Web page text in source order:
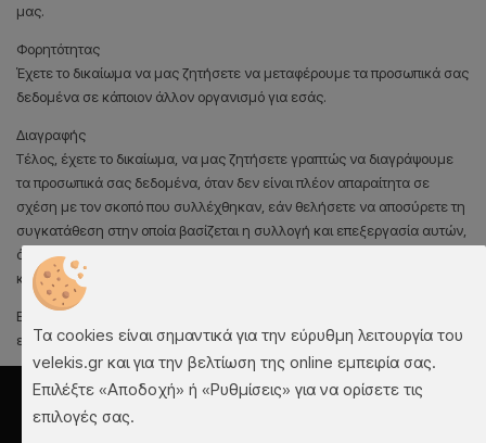
μας.
Φορητότητας
Έχετε το δικαίωμα να μας ζητήσετε να μεταφέρουμε τα προσωπικά σας
δεδομένα σε κάποιον άλλον οργανισμό για εσάς.
Διαγραφής
Τέλος, έχετε το δικαίωμα, να μας ζητήσετε γραπτώς να διαγράψουμε
τα προσωπικά σας δεδομένα, όταν δεν είναι πλέον απαραίτητα σε
σχέση με τον σκοπό που συλλέχθηκαν, εάν θελήσετε να αποσύρετε τη
συγκατάθεση στην οποία βασίζεται η συλλογή και επεξεργασία αυτών,
όταν αυτά υποβληθούν σε παράνομη επεξεργασία παραβιάζοντας τον
κανονισμό περί Προστασίας Προσωπικών Δεδομένων.
Εάν επιθυμείτε να ασκήσετε αυτά τα δικαιώματά σας, παρακαλούμε να
επικοινωνήσετε μαζί μας στο email info@velekis.gr
Τα cookies είναι σημαντικά για την εύρυθμη λειτουργία του
velekis.gr και για την βελτίωση της online εμπειρία σας.
Επιλέξτε «Αποδοχή» ή «Ρυθμίσεις» για να ορίσετε τις
επιλογές σας.